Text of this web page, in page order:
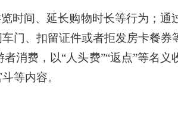
时间、延长购物时长等行为；通
门、扣留证件或者拒发房卡餐券
消费，以“人头费”“返点”等名义
等内容。